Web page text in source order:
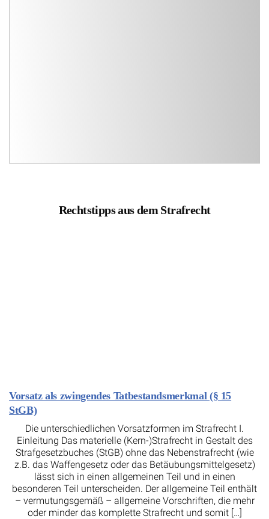
Rechtstipps aus dem Strafrecht
Vorsatz als zwingendes Tatbestandsmerkmal (§ 15
StGB)
Die unterschiedlichen Vorsatzformen im Strafrecht I.
Einleitung Das materielle (Kern-)Strafrecht in Gestalt des
Strafgesetzbuches (StGB) ohne das Nebenstrafrecht (wie
z.B. das Waffengesetz oder das Betäubungsmittelgesetz)
lässt sich in einen allgemeinen Teil und in einen
besonderen Teil unterscheiden. Der allgemeine Teil enthält
– vermutungsgemäß – allgemeine Vorschriften, die mehr
oder minder das komplette Strafrecht und somit […]